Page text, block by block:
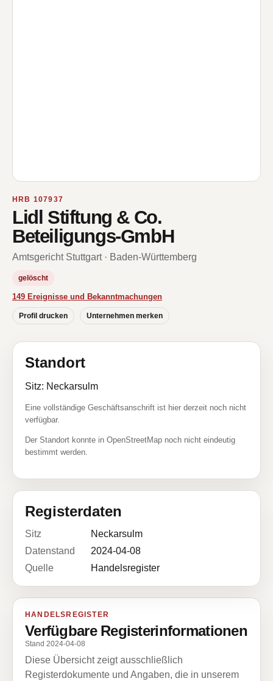
HRB 107937
Lidl Stiftung & Co.
Beteiligungs-GmbH
Amtsgericht Stuttgart · Baden-Württemberg
gelöscht
149 Ereignisse und Bekanntmachungen
Profil drucken Unternehmen merken
Standort
Sitz: Neckarsulm
Eine vollständige Geschäftsanschrift ist hier derzeit noch nicht
verfügbar.
Der Standort konnte in OpenStreetMap noch nicht eindeutig
bestimmt werden.
Registerdaten
Sitz
Neckarsulm
Datenstand
2024-04-08
Quelle
Handelsregister
HANDELSREGISTER
Verfügbare Registerinformationen
Stand 2024-04-08
Diese Übersicht zeigt ausschließlich
Registerdokumente und Angaben, die in unserem